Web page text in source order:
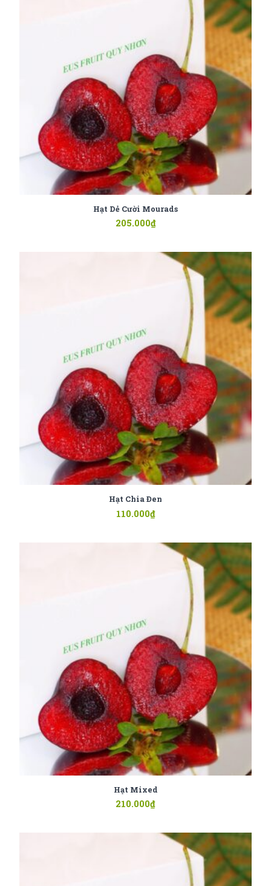
Hạt Dẻ Cười Mourads
205.000₫
Hạt Chia Đen
110.000₫
Hạt Mixed
210.000₫